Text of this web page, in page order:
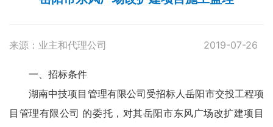
来源：业主和代理公司 2019-07-26
一、招标条件
湖南中技项目管理有限公司受招标人岳阳市交投工程项
目管理有限公司 的委托，对其岳阳市东风广场改扩建项目